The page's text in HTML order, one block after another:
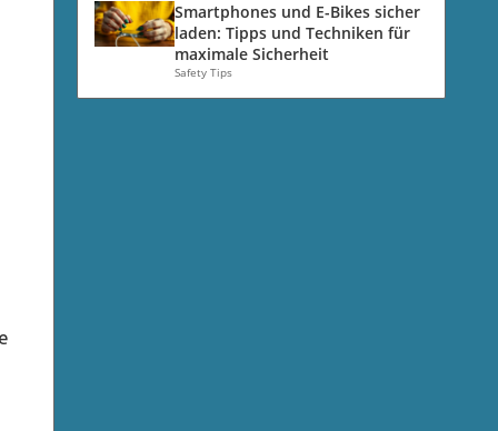
Smartphones und E-Bikes sicher
laden: Tipps und Techniken für
maximale Sicherheit
Safety Tips